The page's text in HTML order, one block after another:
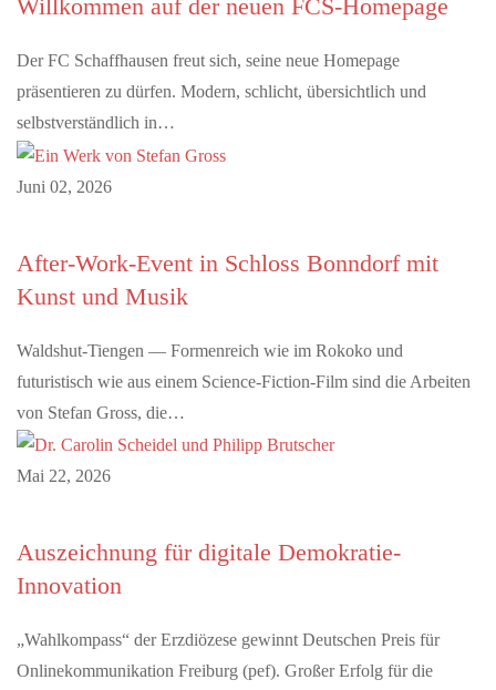
Willkommen auf der neuen FCS-Homepage
Der FC Schaffhausen freut sich, seine neue Homepage
präsentieren zu dürfen. Modern, schlicht, übersichtlich und
selbstverständlich in…
Juni 02, 2026
After-Work-Event in Schloss Bonndorf mit
Kunst und Musik
Waldshut-Tiengen — Formenreich wie im Rokoko und
futuristisch wie aus einem Science-Fiction-Film sind die Arbeiten
von Stefan Gross, die…
Mai 22, 2026
Auszeichnung für digitale Demokratie-
Innovation
„Wahlkompass“ der Erzdiözese gewinnt Deutschen Preis für
Onlinekommunikation Freiburg (pef). Großer Erfolg für die